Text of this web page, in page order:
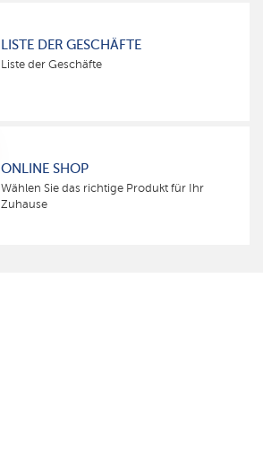
LISTE DER GESCHÄFTE
Liste der Geschäfte
ONLINE SHOP
Wählen Sie das richtige Produkt für Ihr
Zuhause